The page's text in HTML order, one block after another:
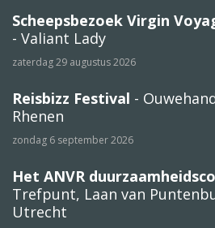
Scheepsbezoek Virgin
- Valiant Lady
zaterdag 29 augustus 2026
Reisbizz Festival -
Rhenen
zondag 6 september 2026
Het ANVR
Trefpunt, Laan van
Utrecht